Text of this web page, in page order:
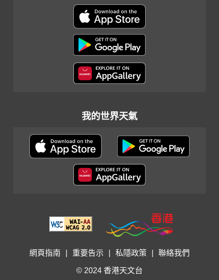
我的世界天氣
網頁指南 重要告示 私隱政策 聯絡我們
© 2024 香港天文台